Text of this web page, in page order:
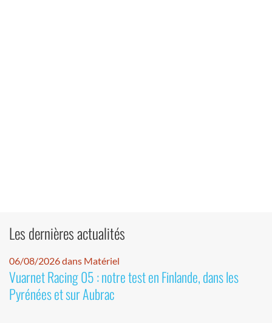
Les dernières actualités
06/08/2026 dans Matériel
Vuarnet Racing 05 : notre test en Finlande, dans les
Pyrénées et sur Aubrac